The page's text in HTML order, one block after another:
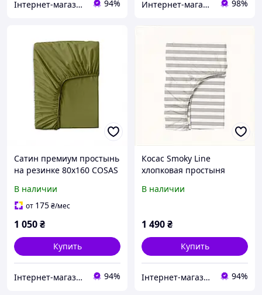
Інтернет-магазин ShopNow 94% Интернет-магазин "SmartShop" 98%
Сатин премиум простынь
на резинке 80х160 COSAS
В наличии
от 175₴/мес
1 050₴
Купить
Інтернет-магазин ShopNow 94%
Косас Smoky Line
хлопковая простыня
K8566626C
В наличии
1 490₴
Купить
Інтернет-магазин ShopNow 94%